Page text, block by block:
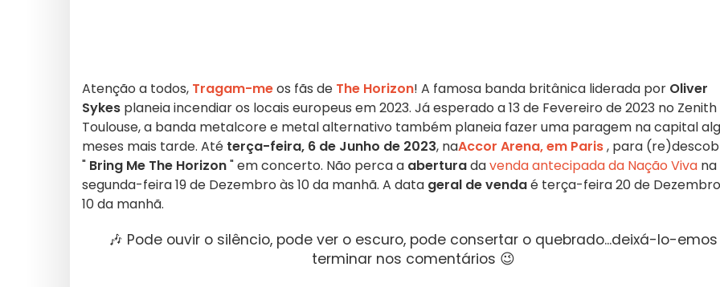
Atenção a todos, Tragam-meos fãs de The Horizon! A famosa banda britânica liderada por Oliver
Sykes planeia incendiar os locais europeus em 2023. Já esperado a 13 de Fevereiro de 2023 no
Toulouse, a banda metalcore e metal alternativo também planeia fazer uma paragem na capital
meses mais tarde. Até terça-feira, 6 de Junho de 2023, naAccor Arena, em Paris, para
" Bring Me The Horizon" em concerto. Não perca a aberturadavenda antecipada da Nação Viva na
segunda-feira 19 de Dezembro às 10 da manhã. A data geral de vendaé terça-feira 20 de
10 da manhã.
🎶 Pode ouvir o silêncio, pode ver o escuro, pode consertar o quebrado...deixá-lo-emos
terminar nos comentários 😉